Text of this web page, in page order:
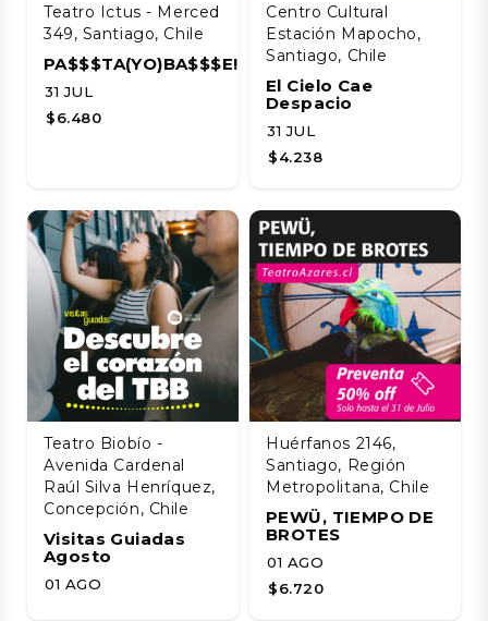
Teatro Ictus - Merced
349, Santiago, Chile
PA$$$TA(YO)BA$$$E!!!!
31 JUL
$6.480
Centro Cultural
Estación Mapocho,
Santiago, Chile
El Cielo Cae
Despacio
31 JUL
$4.238
Teatro Biobío -
Avenida Cardenal
Raúl Silva Henríquez,
Concepción, Chile
Visitas Guiadas
Agosto
01 AGO
Huérfanos 2146,
Santiago, Región
Metropolitana, Chile
PEWÜ, TIEMPO DE
BROTES
01 AGO
$6.720